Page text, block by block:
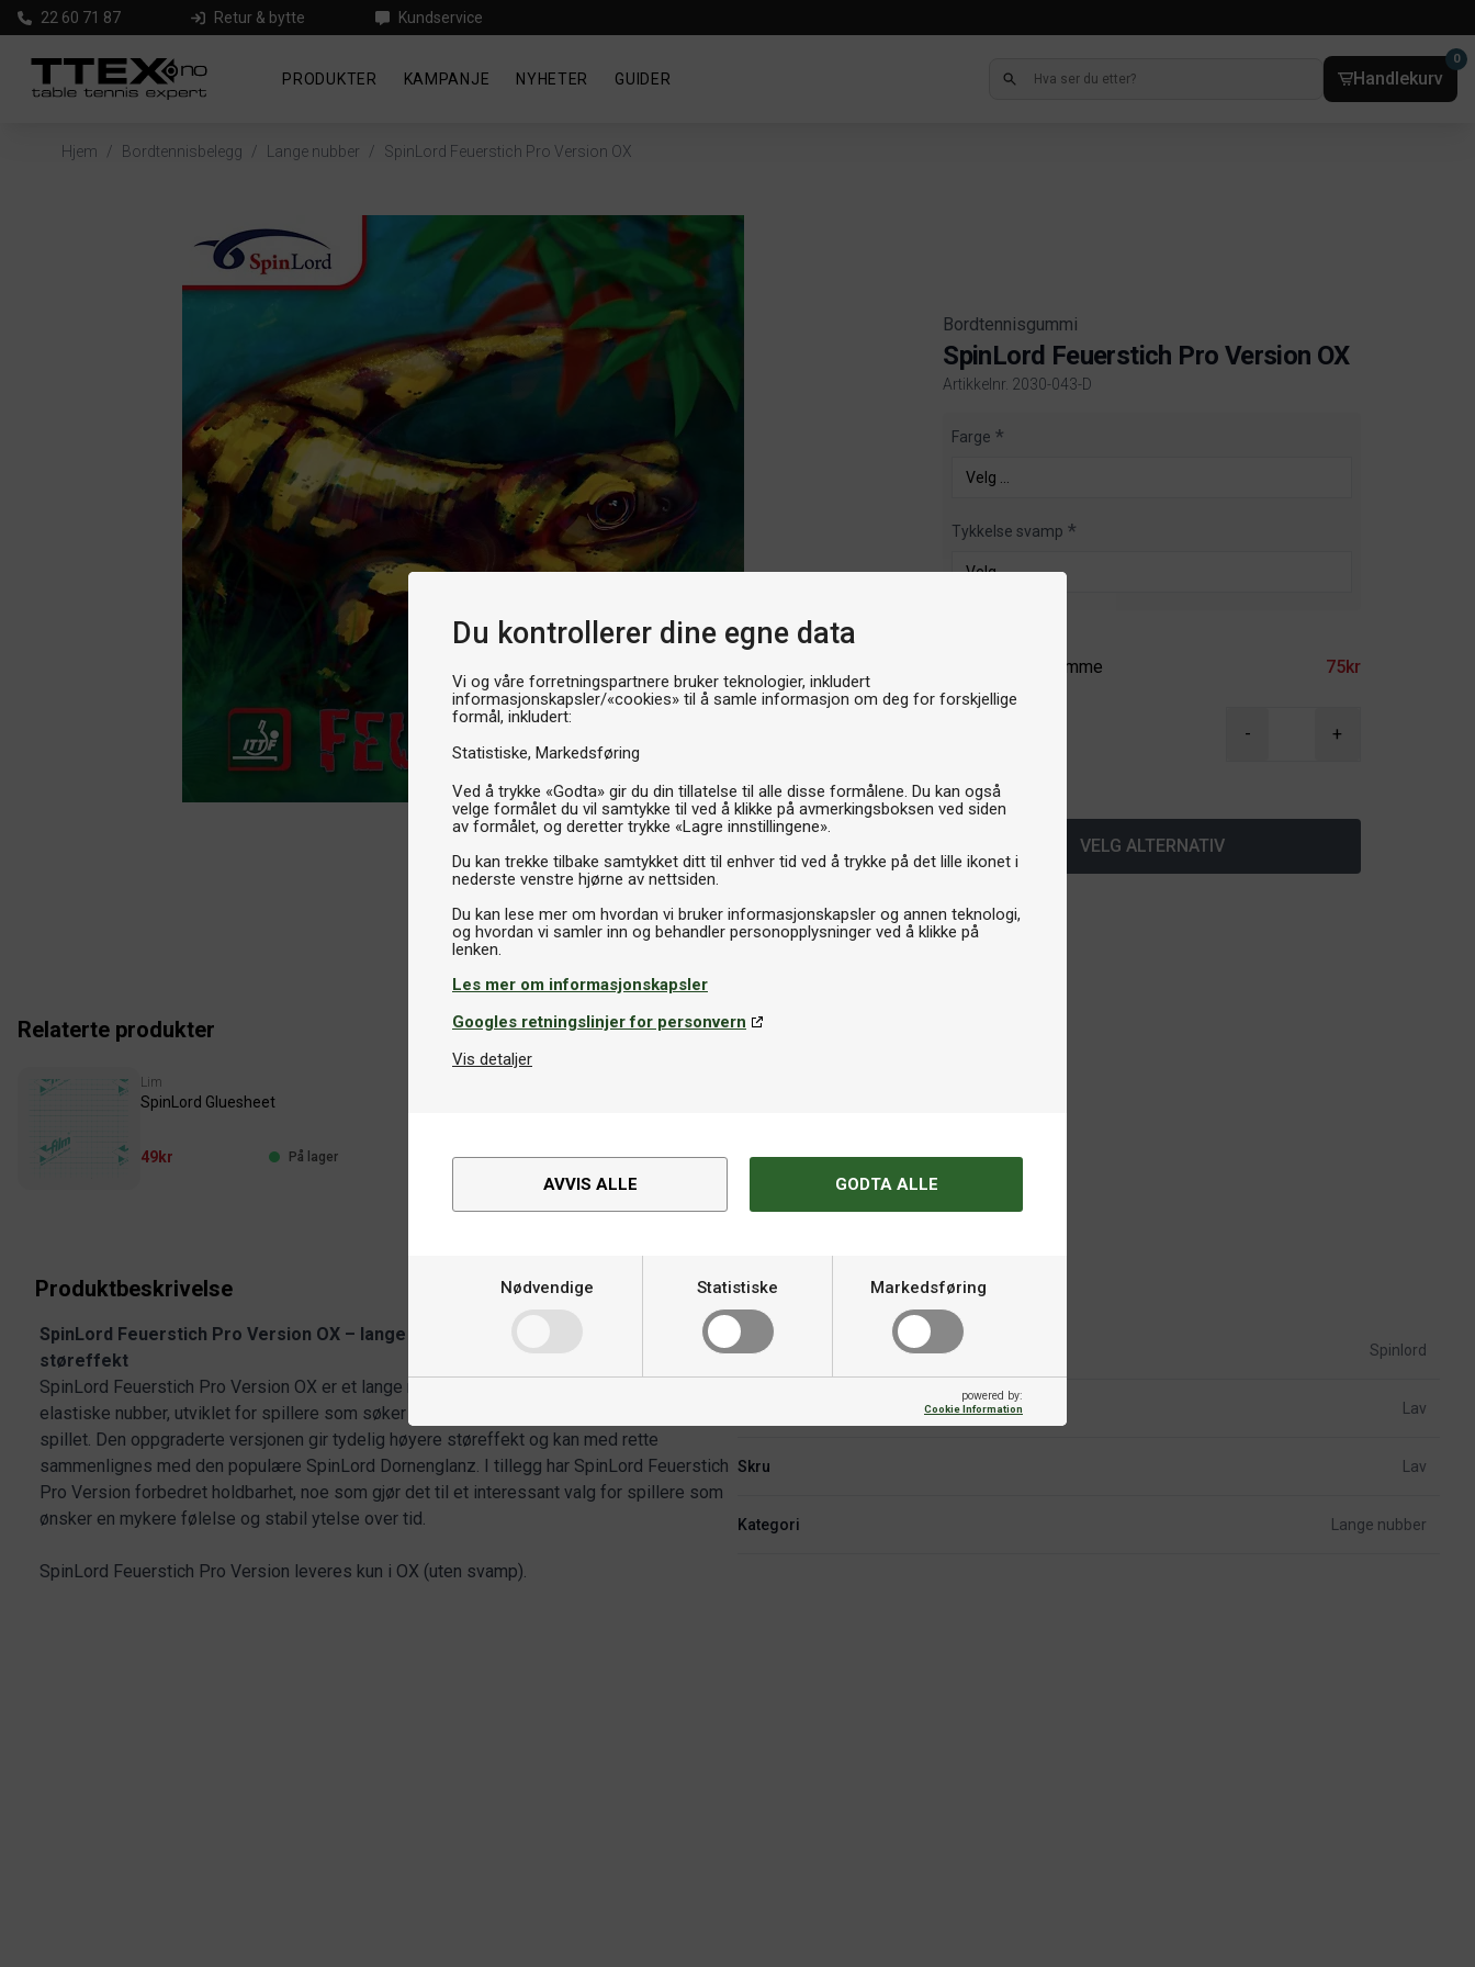
Du kontrollerer dine egne data
Vi og våre forretningspartnere bruker teknologier, inkludert
informasjonskapsler/«cookies» til å samle informasjon om deg for forskjellige
formål, inkludert:
Statistiske Markedsføring
Ved å trykke «Godta» gir du din tillatelse til alle disse formålene. Du kan også
velge formålet du vil samtykke til ved å klikke på avmerkingsboksen ved siden
av formålet, og deretter trykke «Lagre innstillingene».
Du kan trekke tilbake samtykket ditt til enhver tid ved å trykke på det lille ikonet i
nederste venstre hjørne av nettsiden.
Du kan lese mer om hvordan vi bruker informasjonskapsler og annen teknologi,
og hvordan vi samler inn og behandler personopplysninger ved å klikke på
Les mer om informasjonskapsler
Googles retningslinjer for personvern
Vis detaljer
AVVIS ALLE GODTA ALLE
Nødvendige Statistiske Markedsføring
powered by:
Cookie Information
22 60 71 87 Retur & bytte Kundservice
PRODUKTER KAMPANJE NYHETER GUIDER Handlekurv
0
Hjem / Bordtennisbelegg / Lange nubber / SpinLord Feuerstich Pro Version OX
Bordtennisgummi
SpinLord Feuerstich Pro Version OX
Artikkelnr. 2030-043-D
Product information
Farge
Tykkelse svamp
Limte på stamme 75kr
- +
VELG ALTERNATIV
Relaterte produkter
Lim
SpinLord Gluesheet
49kr På lager
Produktbeskrivelse
SpinLord Feuerstich Pro Version OX – lange nubber med myk følelse og høy
støreffekt
SpinLord Feuerstich Pro Version OX er et lange nubber-belegg med svært myke og
elastiske nubber, utviklet for spillere som søker både kontroll og forstyrrende effekt i
spillet. Den oppgraderte versjonen gir tydelig høyere støreffekt og kan med rette
sammenlignes med den populære SpinLord Dornenglanz. I tillegg har SpinLord Feuerstich
Pro Version forbedret holdbarhet, noe som gjør det til et interessant valg for spillere som
ønsker en mykere følelse og stabil ytelse over tid.
SpinLord Feuerstich Pro Version leveres kun i OX (uten svamp).
Spesifikasjoner
Varemerke Spinlord
Lav
Skru Lav
Kategori Lange nubber